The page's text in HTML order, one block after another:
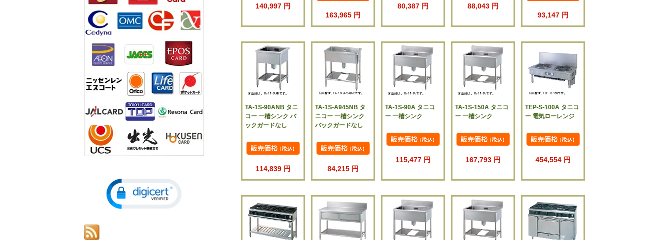
140,997 円
163,965 円
80,387 円 88,043 円
93,147 円
TA-1S-90ANB タニ
コー 一槽シンク バ
ックガードなし
114,839 円
TA-1S-A945NB タ
ニコー 一槽シンク
バックガードなし
84,215 円
TA-1S-90A タニコ
ー 一槽シンク
115,477 円
TA-1S-150A タニコ
ー 一槽シンク
167,793 円
TEP-S-100A タニコ
ー 電気ローレンジ
454,554 円